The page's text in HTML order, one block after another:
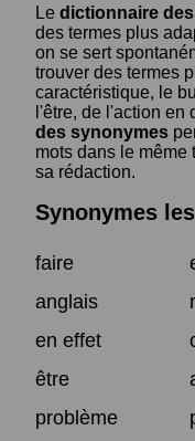
Le dictionnaire
des termes plus
on se sert
trouver des termes
caractéristique, le
l'être, de l'action en
des synonymes
mots dans le même
sa rédaction.
Synonymes
faire
anglais
en effet
être
problème